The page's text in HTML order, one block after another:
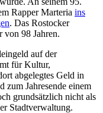
Rapper Marteria ins
. Das Rostocker
von 98 Jahren.
auf der
für Kultur,
abgelegtes Geld in
zum Jahresende einem
grundsätzlich nicht als
Stadtverwaltung.